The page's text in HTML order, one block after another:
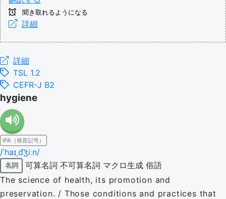
聞き取れるようになる
詳細
詳細
TSL 1.2
CEFR-J B2
hygiene
IPA（発音記号）
/ˈhaɪˌd͡ʒiːn/
名詞 可算名詞 不可算名詞 マクロ生成 俗語
The science of health, its promotion and
preservation. / Those conditions and practices that